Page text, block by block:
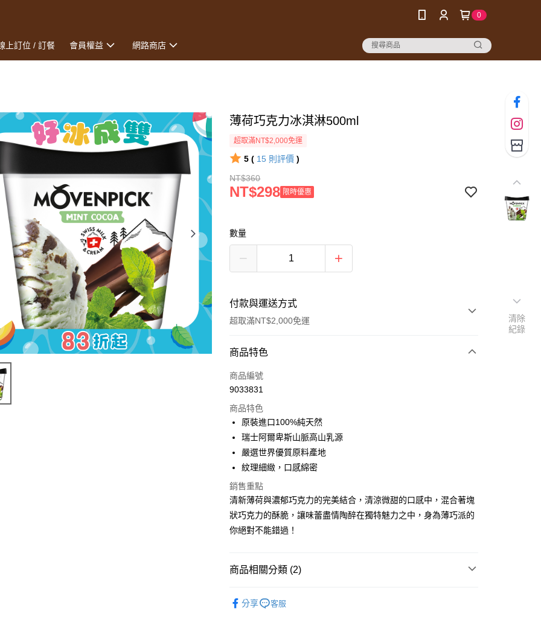
0
上訂位 / 訂餐 會員權益 網路商店
薄荷巧克力冰淇淋500ml
超取滿NT$2,000免運
5 ( 15 則評價 )
NT$360
NT$298 限時優惠
數量
付款與運送方式
超取滿NT$2,000免運
付款方式
信用卡一次付款
ATM付款
運送方式
冷凍7-11取貨(快速到店)
每筆NT$200，滿NT$2,000(含以上)免運費
冷凍宅配
每筆NT$200，滿NT$2,000(含以上)免運費
商品特色
商品編號
9033831
商品特色
原裝進口100%純天然
瑞士阿爾卑斯山脈高山乳源
嚴選世界優質原料產地
紋理細緻，口感綿密
銷售重點
清新薄荷與濃郁巧克力的完美結合，清涼微甜的口感中，混合著塊
狀巧克力的酥脆，讓味蕾盡情陶醉在獨特魅力之中，身為薄巧派的
你絕對不能錯過！
商品相關分類 (2)
分享 客服
清除
紀錄